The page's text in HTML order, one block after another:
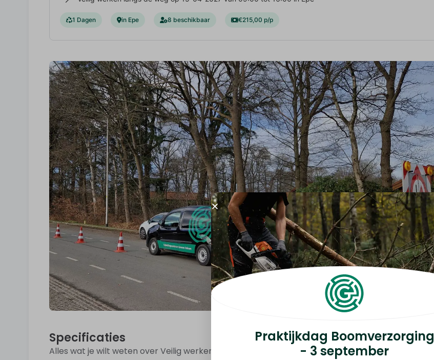
1 Dagen in Epe 8 beschikbaar €215,00 p/p
Specificaties
Alles wat je wilt weten over Veilig werken langs de weg.
Praktijkdag Boomverzorging
- 3 september